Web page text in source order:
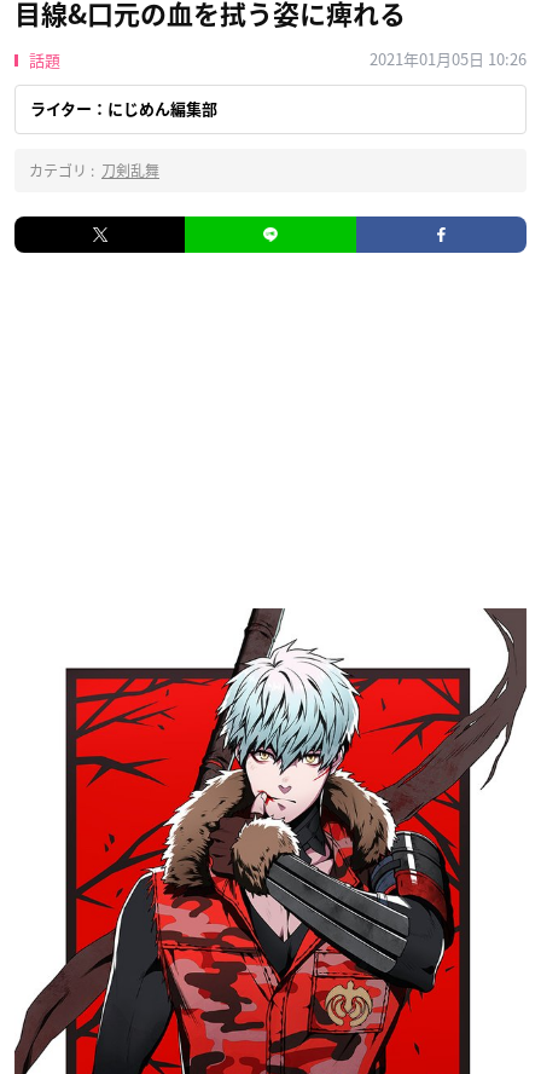
目線&口元の血を拭う姿に痺れる
話題 2021年01月05日 10:26
ライター：にじめん編集部
カテゴリ : 刀剣乱舞